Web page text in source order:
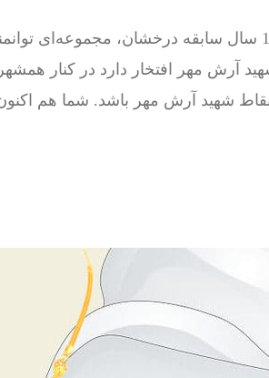
گروه فنی آذین گستر آچاگ ، با بیش از 15 سال سابقه درخشان،
آرش مهر افتخار دارد در کنار
شهيد آرش مهر باشد. شما هم